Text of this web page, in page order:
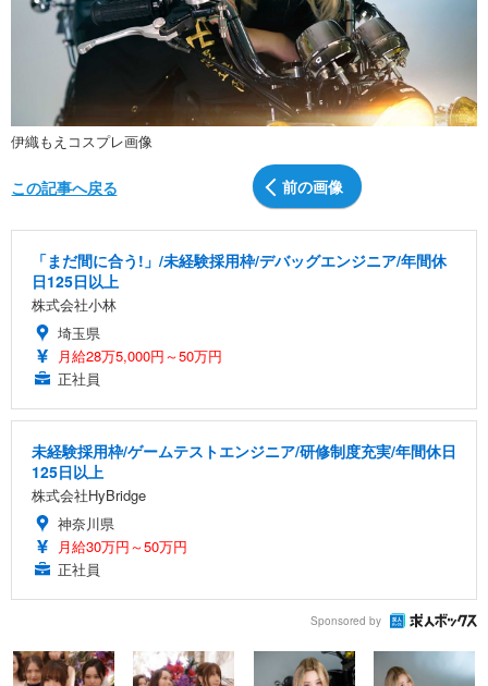
伊織もえコスプレ画像
前の画像
この記事へ戻る
「まだ間に合う!」/未経験採用枠/デバッグエンジニア/年間休
日125日以上
株式会社小林
埼玉県
月給28万5,000円～50万円
正社員
未経験採用枠/ゲームテストエンジニア/研修制度充実/年間休日
125日以上
株式会社HyBridge
神奈川県
月給30万円～50万円
正社員
Sponsored by